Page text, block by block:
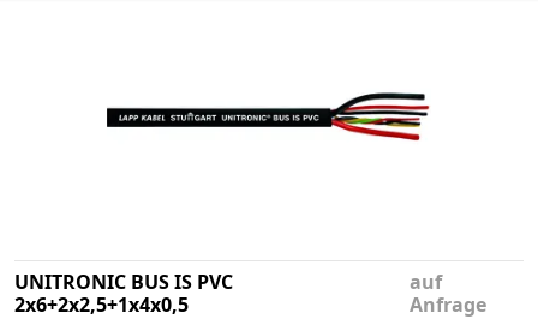
UNITRONIC BUS IS PVC
2x6+2x2,5+1x4x0,5
auf
Anfrage